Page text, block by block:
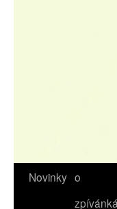
Přejít
Novinky o